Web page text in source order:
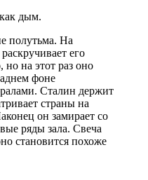
дым.
полутьма. На
его
но на этот раз оно
фоне
Сталин держит
страны на
он замирает со
ряды зала. Свеча
становится похоже